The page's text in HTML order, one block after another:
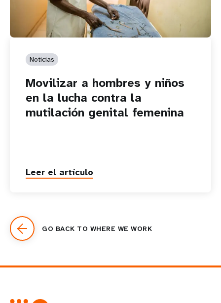
Noticias
Movilizar a hombres y niños
en la lucha contra la
mutilación genital femenina
Leer el artículo
GO BACK TO WHERE WE WORK